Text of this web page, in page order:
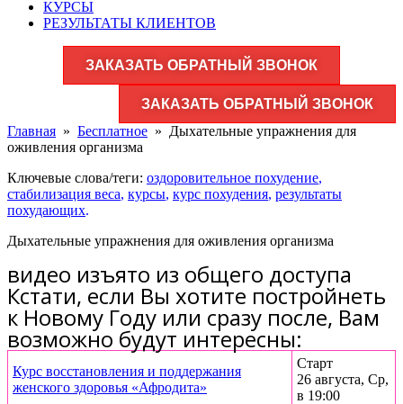
КУРСЫ
РЕЗУЛЬТАТЫ КЛИЕНТОВ
ЗАКАЗАТЬ ОБРАТНЫЙ ЗВОНОК
ЗАКАЗАТЬ ОБРАТНЫЙ ЗВОНОК
Главная » Бесплатное » Дыхательные упражнения для
оживления организма
Ключевые слова/теги: оздоровительное похудение,
стабилизация веса, курсы, курс похудения, результаты
похудающих.
Дыхательные упражнения для оживления организма
видео изъято из общего доступа
Кстати, если Вы хотите постройнеть
к Новому Году или сразу после, Вам
возможно будут интересны:
Курс восстановления и поддержания
женского здоровья «Афродита»
Старт
26 августа, Ср,
в 19:00